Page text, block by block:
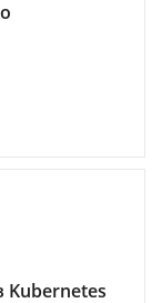
Kubernetes